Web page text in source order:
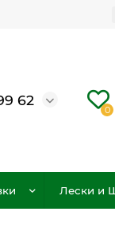
62
0
Лески и